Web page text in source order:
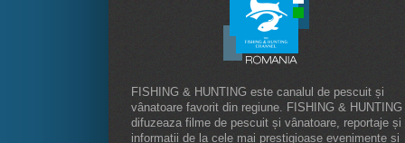
FISHING & HUNTING este canalul de pescuit și
vânatoare favorit din regiune. FISHING & HUNTING
difuzeaza filme de pescuit și vânatoare, reportaje și
informatii de la cele mai prestigioase evenimente și